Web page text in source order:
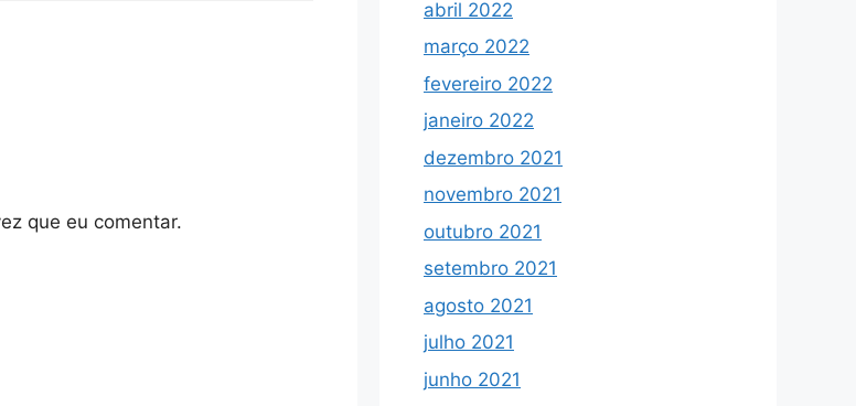
que eu comentar.
abril 2022
março 2022
fevereiro 2022
janeiro 2022
dezembro 2021
novembro 2021
outubro 2021
setembro 2021
agosto 2021
julho 2021
junho 2021